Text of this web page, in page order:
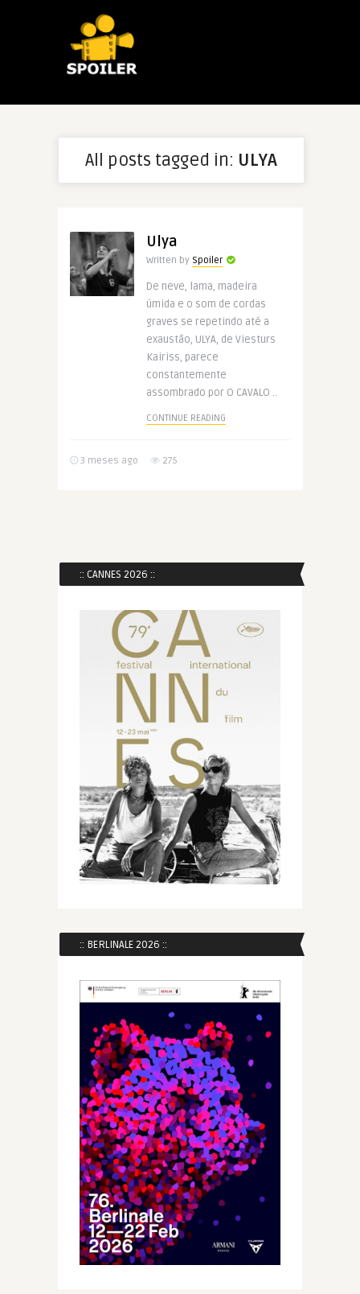
All posts tagged in: ULYA
Ulya
Written by Spoiler
De neve, lama, madeira
úmida e o som de cordas
graves se repetindo até a
exaustão, ULYA, de Viesturs
Kairiss, parece
constantemente
assombrado por O CAVALO ..
CONTINUE READING
3 meses ago 275
:: CANNES 2026 ::
:: BERLINALE 2026 ::